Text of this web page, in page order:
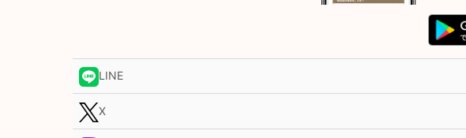
LINE
X